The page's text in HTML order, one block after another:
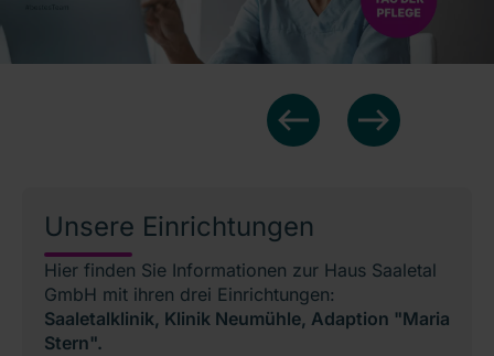
Ein Unternehmen der RHÖN-KLINIKUM AG
Unsere Einrichtungen
Hier finden Sie Informationen zur Haus Saaletal
GmbH mit ihren drei Einrichtungen:
Saaletalklinik, Klinik Neumühle, Adaption "Maria
Stern".